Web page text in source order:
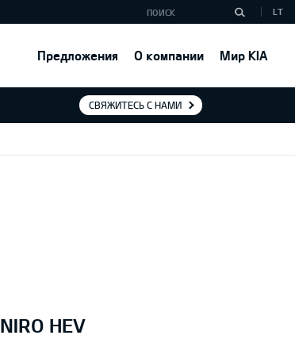
Предложения О компании Мир KIA
LT
СВЯЖИТЕСЬ С НАМИ
NIRO HEV